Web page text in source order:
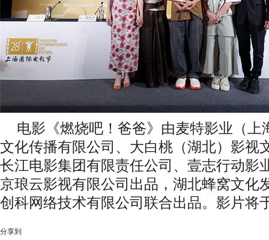
电影《燃烧吧！爸爸》由麦特影业（上
文化传播有限公司、大白桃（湖北）影视
长江电影集团有限责任公司、壹志行动影
京琅云影视有限公司出品，湖北蜂窝文化
创科网络技术有限公司联合出品。影片将
分享到